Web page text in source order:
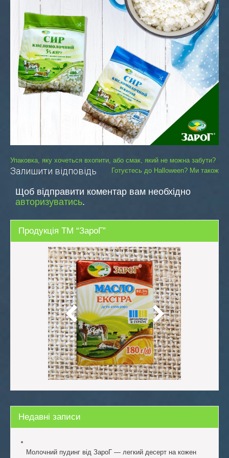
Навігація
записів
Упаковка, яку хочеться вхопити, або смак, який не можна забути?
Готуєтесь до Halloween? Ми також
Залишити відповідь
Щоб відправити коментар вам необхідно
авторизуватись.
Продукція ТМ “ЗароГ”
Недавні записи
Молочний пудинг від ЗароГ — легкий десерт на кожен